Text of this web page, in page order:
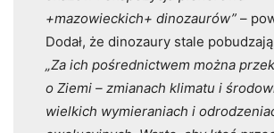
+mazowieckich+ dinozaurów”–
Dodał, że dinozaury stale
„Za ich pośrednictwem można
o Ziemi – zmianach klimatu i
wielkich wymieraniach i